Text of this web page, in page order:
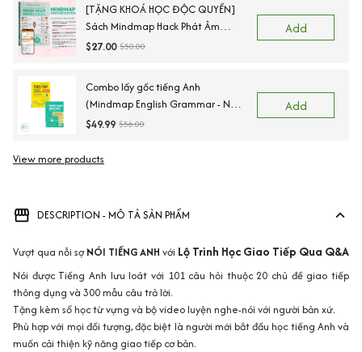
[TẶNG KHOÁ HỌC ĐỘC QUYỀN]
Sách Mindmap Hack Phát Âm
Tiếng Anh Cho Người Mới Bắt Đầu,
$27.00 $50.00
Add
Combo lấy gốc tiếng Anh
(Mindmap English Grammar - Ngữ
Pháp Tiếng Anh Bằng Sơ Đồ Tư
- Từ Vựng Tiếng Anh Qua Sơ Đồ
$49.99 $56.00
Add
View more products
DESCRIPTION - MÔ TẢ SẢN PHẨM
Vượt qua nỗi sợNÓI TIẾNG ANH với Lộ Trình Học Giao Tiếp Qua Q&A
Nói được Tiếng Anh lưu loát với 101 câu hỏi thuộc 20 chủ đề giao tiếp
thông dụng và 300 mẫu câu trả lời.
Tặng kèm sổ học từ vựng và bộ video luyện nghe-nói với người bản xứ.
Phù hợp với mọi đối tượng, đặc biệt là người mới bắt đầu học tiếng Anh và
muốn cải thiện kỹ năng giao tiếp cơ bản.